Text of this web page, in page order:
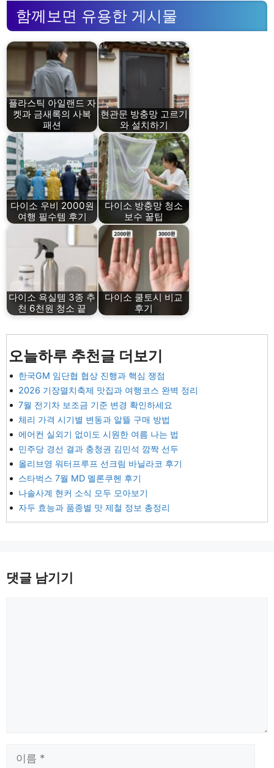
함께보면 유용한 게시물
플라스틱 아일랜드 자
켓과 금새록의 사복
패션
현관문 방충망 고르기
와 설치하기
다이소 우비 2000원
여행 필수템 후기
다이소 방충망 청소
보수 꿀팁
다이소 욕실템 3종 추
천 6천원 청소 끝
다이소 쿨토시 비교
후기
오늘하루 추천글 더보기
한국GM 임단협 협상 진행과 핵심 쟁점
2026 기장멸치축제 맛집과 여행코스 완벽 정리
7월 전기차 보조금 기준 변경 확인하세요
체리 가격 시기별 변동과 알뜰 구매 방법
에어컨 실외기 없이도 시원한 여름 나는 법
민주당 경선 결과 충청권 김민석 깜짝 선두
올리브영 워터프루프 선크림 바닐라코 후기
스타벅스 7월 MD 멜론쿠헨 후기
나솔사계 현커 소식 모두 모아보기
자두 효능과 품종별 맛 제철 정보 총정리
댓글 남기기